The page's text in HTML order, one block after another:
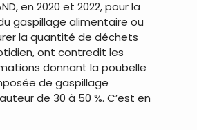
en 2020 et 2022, pour la
gaspillage alimentaire ou
la quantité de déchets
ont contredit les
donnant la poubelle
de gaspillage
de 30 à 50 %. C’est en